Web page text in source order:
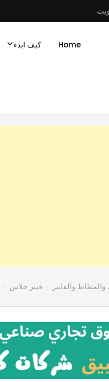
Home كيف ابدء
والمطاط والفايبر فيبر جلاس